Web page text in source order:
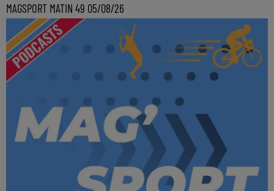
MAGSPORT MATIN 49 05/08/26